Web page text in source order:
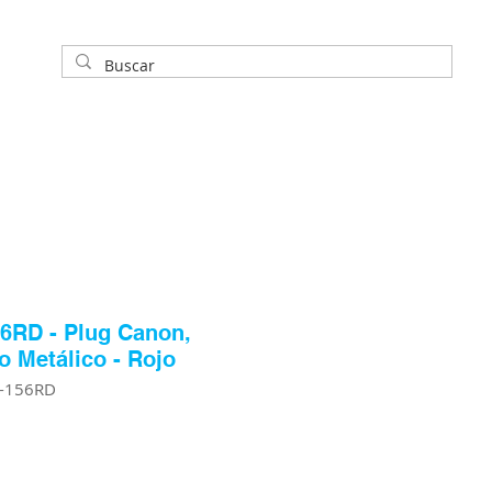
- Plug Canon,
Metálico - Rojo
156RD